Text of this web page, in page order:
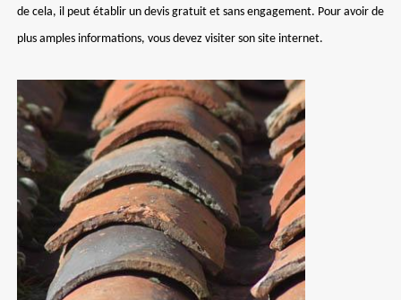
de cela, il peut établir un devis gratuit et sans engagement. Pour avoir de
plus amples informations, vous devez visiter son site internet.